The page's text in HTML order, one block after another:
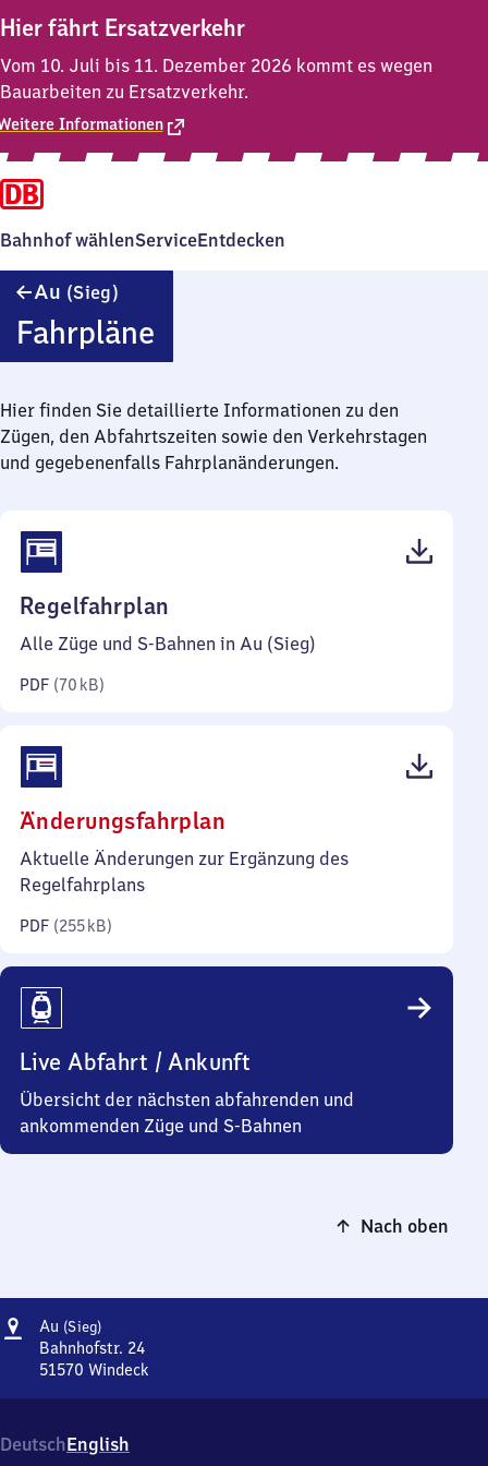
Hier fährt Ersatzverkehr
Vom 10. Juli bis 11. Dezember 2026 kommt es wegen
Bauarbeiten zu Ersatzverkehr.
Informationen
Bahnhof wählenServiceEntdecken
Au (Sieg)
Fahrpläne
Hier finden Sie detaillierte Informationen zu den
Zügen, den Abfahrtszeiten sowie den Verkehrstagen
und gegebenenfalls Fahrplanänderungen.
Regelfahrplan
70
Alle Züge und S-Bahnen in Au (Sieg)
PDF (70 kB)
Änderungsfahrplan
255
Aktuelle Änderungen zur Ergänzung des
Regelfahrplans
PDF (255 kB)
Live Abfahrt / Ankunft
Übersicht der nächsten abfahrenden und
ankommenden Züge und S-Bahnen
Nach oben
Adresse
Au (Sieg)Au (Sieg)
Bahnhofstr. 24
51570 Windeck
24,
5
DeutschEnglish